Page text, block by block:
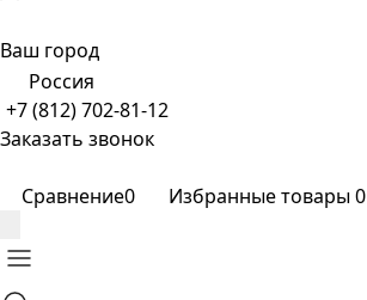
Ваш город
Россия
+7 (812) 702-81-12
Заказать звонок
Сравнение0 Избранные товары0